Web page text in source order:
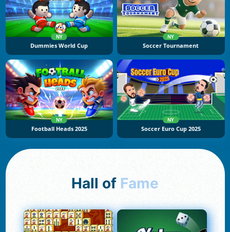
NY
Dummies World Cup
NY
Soccer Tournament
NY
Football Heads 2025
NY
Soccer Euro Cup 2025
Hall of Fame